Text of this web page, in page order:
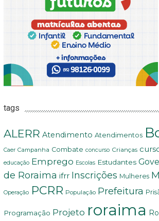
tags
ALERR Atendimento Atendimentos
Caer Campanha Combate concurso Crianças
educação Emprego Escolas Estudantes
de Roraima ifrr Inscrições Mulheres
Operação PCRR População Prefeitura
Programação Projeto roraima